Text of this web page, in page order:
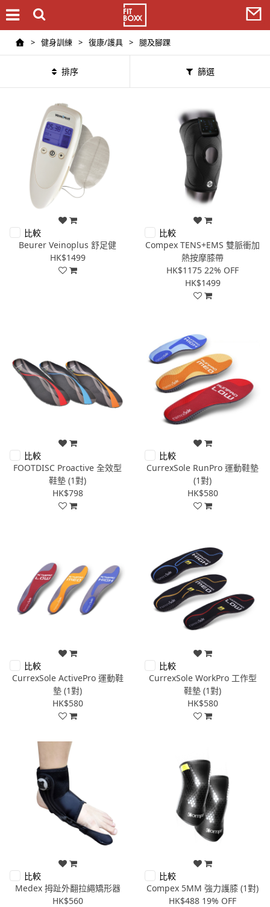
> 健身訓練 > 復康/護具 > 腿及腳踝
排序 篩選
比較
Beurer Veinoplus 舒足健
HK$1499
比較
Compex TENS+EMS 雙脈衝加
熱按摩膝帶
HK$1175 22% OFF
HK$1499
比較
FOOTDISC Proactive 全效型
鞋墊 (1對)
HK$798
比較
CurrexSole RunPro 運動鞋墊
(1對)
HK$580
比較
CurrexSole ActivePro 運動鞋
墊 (1對)
HK$580
比較
CurrexSole WorkPro 工作型
鞋墊 (1對)
HK$580
比較
Medex 拇趾外翻拉繩矯形器
HK$560
比較
Compex 5MM 強力護膝 (1對)
HK$488 19% OFF